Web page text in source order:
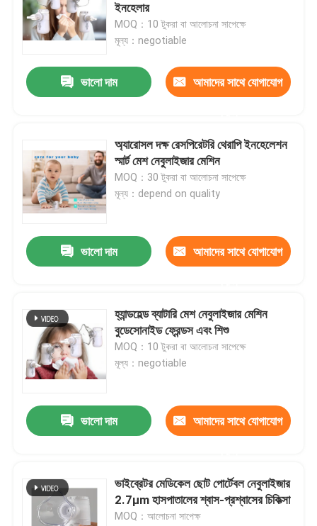
ইনহেলার
MOQ：10 টুকরা বা আলোচনা সাপেক্ষে
মূল্য：negotiable
ভালো দাম আমাদের সাথে যোগাযোগ
অ্যারোসল দক্ষ রেসপিরেটরি থেরাপি ইনহেলেশন
স্মার্ট মেশ নেবুলাইজার মেশিন
MOQ：30 টুকরা বা আলোচনা সাপেক্ষে
মূল্য：depend on quality
ভালো দাম আমাদের সাথে যোগাযোগ
হ্যান্ডহেল্ড ব্যাটারি মেশ নেবুলাইজার মেশিন
বুডেসোনাইড ফ্রেন্ডস এবং শিশু
MOQ：10 টুকরা বা আলোচনা সাপেক্ষে
মূল্য：negotiable
ভালো দাম আমাদের সাথে যোগাযোগ
ভাইব্রেটর মেডিকেল ছোট পোর্টেবল নেবুলাইজার
2.7μm হাসপাতালের শ্বাস-প্রশ্বাসের চিকিত্সা
MOQ：আলোচনা সাপেক্ষ